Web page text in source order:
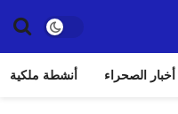
أخبار الصحراء أنشطة ملكية